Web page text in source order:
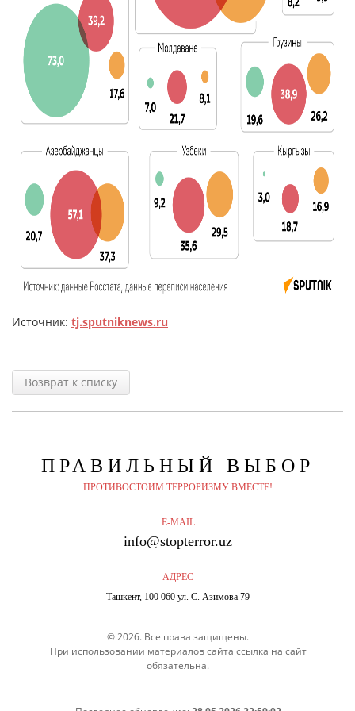
Источник: tj.sputniknews.ru
Возврат к списку
ПРАВИЛЬНЫЙВЫБОР
ПРОТИВОСТОИМ ТЕРРОРИЗМУ ВМЕСТЕ!
E-MAIL
info@stopterror.uz
АДРЕС
Ташкент, 100 060 ул. С. Азимова 79
© 2026. Все права защищены.
При использовании материалов сайта ссылка на сайт
обязательна.